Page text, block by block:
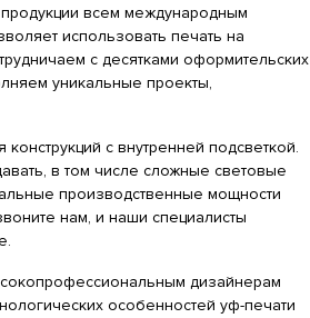
всем международным
использовать печать на
с десятками оформительских
уникальные проекты,
с внутренней подсветкой.
в том числе сложные световые
производственные мощности
нам, и наши специалисты
дизайнерам
особенностей уф-печати